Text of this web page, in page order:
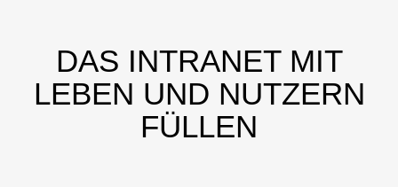
DAS INTRANET MIT
LEBEN UND NUTZERN
FÜLLEN